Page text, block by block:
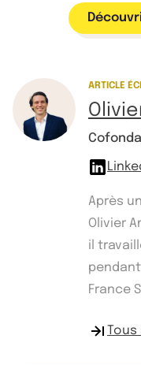
ARTICLE
Après
Olivier
il
France
Tous